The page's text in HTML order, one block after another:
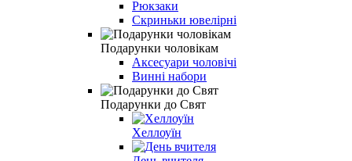
Рюкзаки
Скриньки ювелірні
Подарунки чоловікам
Аксесуари чоловічі
Винні набори
Подарунки до Свят
Хеллоуїн